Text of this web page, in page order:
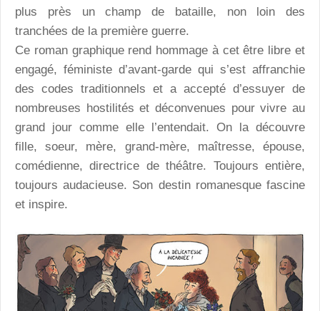
plus près un champ de bataille, non loin des
tranchées de la première guerre.
Ce roman graphique rend hommage à cet être libre et
engagé, féministe d’avant-garde qui s’est affranchie
des codes traditionnels et a accepté d’essuyer de
nombreuses hostilités et déconvenues pour vivre au
grand jour comme elle l’entendait. On la découvre
fille, soeur, mère, grand-mère, maîtresse, épouse,
comédienne, directrice de théâtre. Toujours entière,
toujours audacieuse. Son destin romanesque fascine
et inspire.